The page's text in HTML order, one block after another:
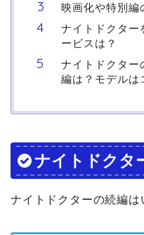
映画化や特別編
ナイトドクター
ービスは？
ナイトドクター
編は？モデルは
ナイトドクタ
ナイトドクターの続編は